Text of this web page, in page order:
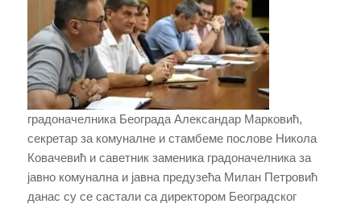
градоначелника Београда Александар Марковић,
секретар за комуналне и стамбеме послове Никола
Ковачевић и саветник заменика градоначелника за
јавно комунална и јавна предузећа Милан Петровић
данас су се састали са директором Београдског